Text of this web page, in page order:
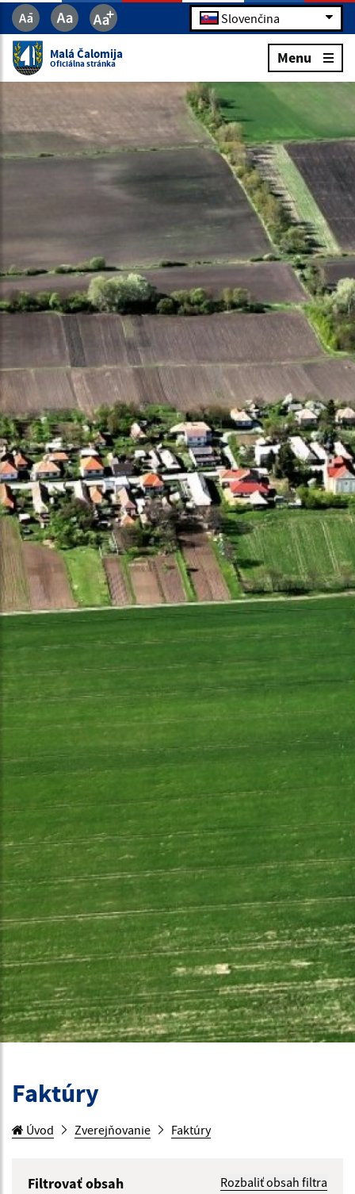
Slovenčina
Malá Čalomija
Oficiálna stránka Menu
Faktúry
Úvod Zverejňovanie Faktúry
Filtrovať obsah
Rozbaliť obsah filtra